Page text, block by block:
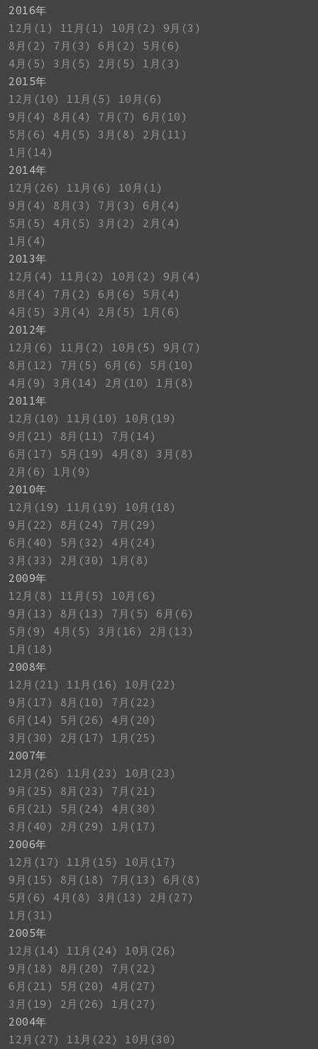
2016年
12月(1)
11月(1) 10月(2)
9月(3)
8月(2)
7月(3) 6月(2)
5月(6)
4月(5)
3月(5) 2月(5)
1月(3)
2015年
12月(10)
11月(5)
10月(6)
9月(4)
8月(4) 7月(7)
6月(10)
5月(6)
4月(5) 3月(8)
2月(11)
1月(14)
2014年
12月(26)
11月(6)
10月(1)
9月(4)
8月(3) 7月(3)
6月(4)
5月(5)
4月(5) 3月(2)
2月(4)
1月(4)
2013年
12月(4)
11月(2) 10月(2)
9月(4)
8月(4)
7月(2) 6月(6)
5月(4)
4月(5)
3月(4) 2月(5)
1月(6)
2012年
12月(6)
11月(2) 10月(5)
9月(7)
8月(12)
7月(5) 6月(6)
5月(10)
4月(9)
3月(14) 2月(10)
1月(8)
2011年
12月(10)
11月(10)
10月(19)
9月(21)
8月(11)
7月(14)
6月(17)
5月(19) 4月(8)
3月(8)
2月(6)
1月(9)
2010年
12月(19)
11月(19)
10月(18)
9月(22)
8月(24)
7月(29)
6月(40)
5月(32)
4月(24)
3月(33)
2月(30)
1月(8)
2009年
12月(8)
11月(5)
10月(6)
9月(13)
8月(13) 7月(5)
6月(6)
5月(9)
4月(5) 3月(16)
2月(13)
1月(18)
2008年
12月(21)
11月(16)
10月(22)
9月(17)
8月(10)
7月(22)
6月(14)
5月(26)
4月(20)
3月(30)
2月(17)
1月(25)
2007年
12月(26)
11月(23)
10月(23)
9月(25)
8月(23)
7月(21)
6月(21)
5月(24)
4月(30)
3月(40)
2月(29)
1月(17)
2006年
12月(17)
11月(15)
10月(17)
9月(15)
8月(18) 7月(13)
6月(8)
5月(6)
4月(8) 3月(13)
2月(27)
1月(31)
2005年
12月(14)
11月(24)
10月(26)
9月(18)
8月(20)
7月(22)
6月(21)
5月(20)
4月(27)
3月(19)
2月(26)
1月(27)
2004年
12月(27)
11月(22) 10月(30)